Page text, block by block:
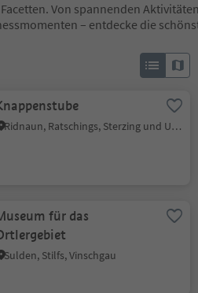
Von spannenden
– entdecke die
Ridnaun, Ratschings, Sterzing und Umgebung
für das
Sulden, Stilfs, Vinschgau